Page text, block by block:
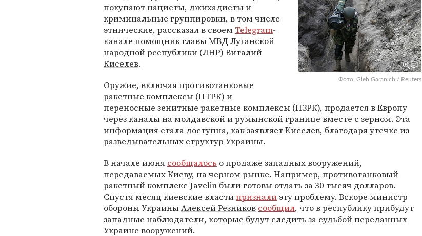
Фото: Gleb Garanich / Reuters
покупают нацисты, джихадисты и
криминальные группировки, в том числе
этнические, рассказал в своем Telegram-
канале помощник главы МВД Луганской
народной республики (ЛНР) Виталий
Киселев.
Оружие, включая противотанковые
ракетные комплексы (ПТРК) и
переносные зенитные ракетные комплексы (ПЗРК), продается в Европу
через каналы на молдавской и румынской границе вместе с зерном. Эта
информация стала доступна, как заявляет Киселев, благодаря утечке из
разведывательных структур Украины.
В начале июня сообщалось о продаже западных вооружений,
передаваемыхКиеву, на черном рынке. Например, противотанковый
ракетный комплекс Javelin были готовы отдать за 30 тысяч долларов.
Спустя месяц киевские властипризнали эту проблему. Вскоре министр
обороны УкраиныАлексей Резников сообщил, что в республику прибудут
западные наблюдатели, которые будут следить за судьбой переданных
Украине вооружений.